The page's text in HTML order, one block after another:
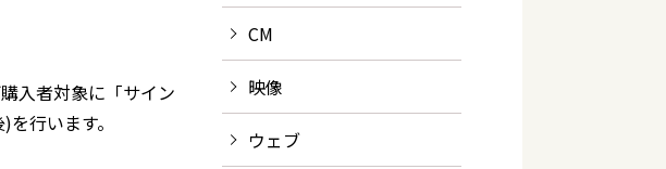
入者対象に「サイン
行います。
CM
映像
ウェブ